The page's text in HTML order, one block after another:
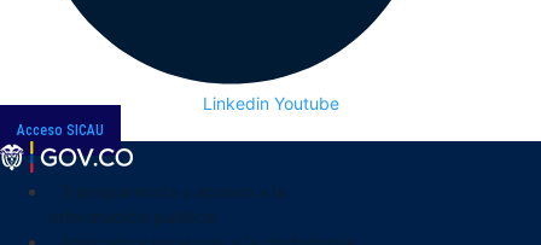
Linkedin Youtube
Acceso SICAU